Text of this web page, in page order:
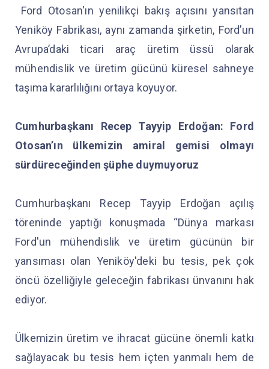
Ford Otosan'ın yenilikçi bakış açısını yansıtan
Yeniköy Fabrikası, aynı zamanda şirketin, Ford’un
Avrupa’daki ticari araç üretim üssü olarak
mühendislik ve üretim gücünü küresel sahneye
taşıma kararlılığını ortaya koyuyor.
Cumhurbaşkanı Recep Tayyip Erdoğan: Ford
Otosan’ın ülkemizin amiral gemisi olmayı
sürdüreceğinden şüphe duymuyoruz
Cumhurbaşkanı Recep Tayyip Erdoğan açılış
töreninde yaptığı konuşmada “Dünya markası
Ford'un mühendislik ve üretim gücünün bir
yansıması olan Yeniköy'deki bu tesis, pek çok
öncü özelliğiyle geleceğin fabrikası ünvanını hak
ediyor.
Ülkemizin üretim ve ihracat gücüne önemli katkı
sağlayacak bu tesis hem içten yanmalı hem de